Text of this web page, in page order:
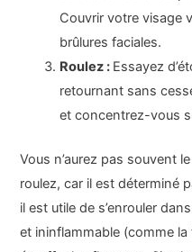
Couvrir votre visage
brûlures faciales.
Roulez : Essayez
retournant sans
et concentrez-vous
Vous n’aurez pas souvent
roulez, car il est déterminé
il est utile de s’enrouler
et ininflammable (comme